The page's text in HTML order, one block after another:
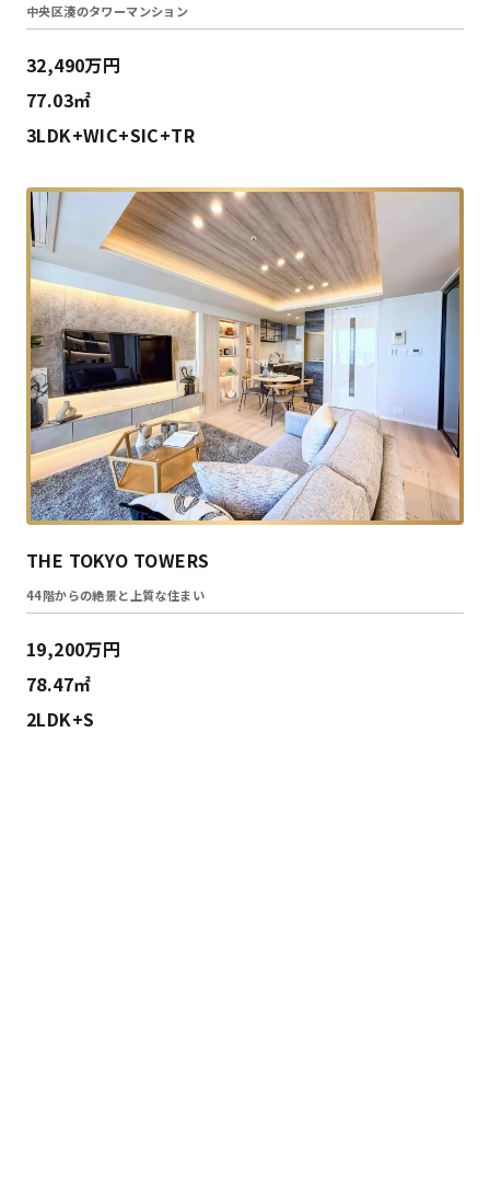
中央区湊のタワーマンション
32,490万円
77.03㎡
3LDK+WIC+SIC+TR
THE TOKYO TOWERS
44階からの絶景と上質な住まい
19,200万円
78.47㎡
2LDK+S